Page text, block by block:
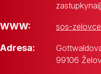
WWW: sos-
Adresa:
99106